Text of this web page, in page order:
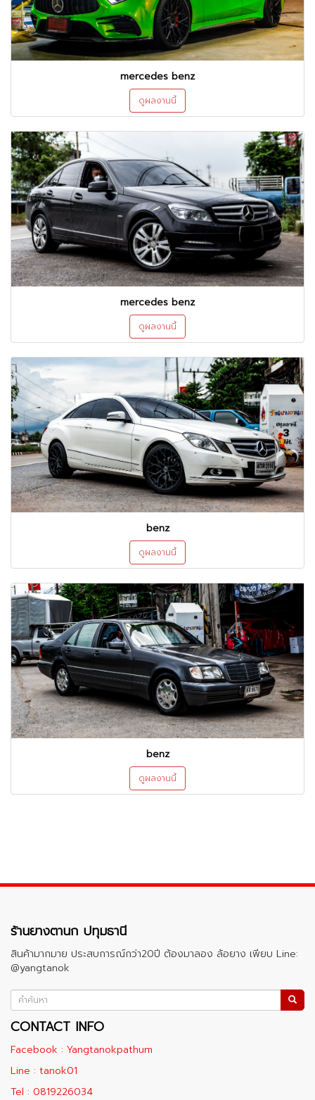
mercedes benz
ดูผลงานนี้
mercedes benz
ดูผลงานนี้
benz
ดูผลงานนี้
benz
ดูผลงานนี้
ร้านยางตานก ปทุมธานี
สินค้ามากมาย ประสบการณ์กว่า20ปี ต้องมาลอง ล้อยาง เพียบ Line:
@yangtanok
CONTACT INFO
Facebook : Yangtanokpathum
Line : tanok01
Tel : 0819226034